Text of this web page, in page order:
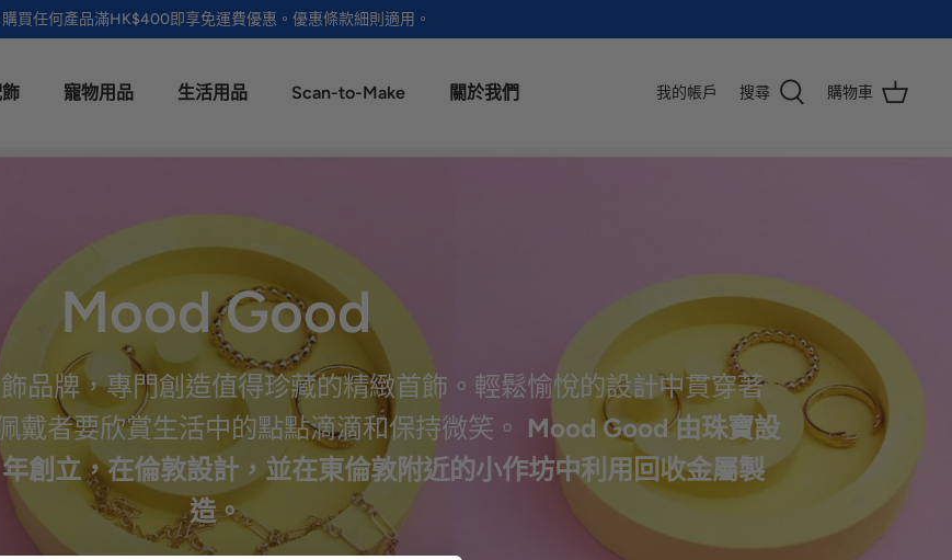
購買任何產品滿HK$400即享免運費優惠。優惠條款細則適用。
寵物用品 生活用品 Scan-to-Make 關於我們 我的帳戶 搜尋 購物車
Mood Good
品牌，專門創造值得珍藏的精緻首飾。輕鬆愉悅的設計中貫穿著
戴者要欣賞生活中的點點滴滴和保持微笑。 Mood Good 由珠寶設
創立，在倫敦設計，並在東倫敦附近的小作坊中利用回收金屬製
造。